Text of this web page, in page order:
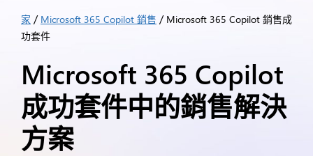
家 / Microsoft 365 Copilot 銷售 / Microsoft 365 Copilot 銷售成
功套件
Microsoft 365 Copilot
成功套件中的銷售解決
方案